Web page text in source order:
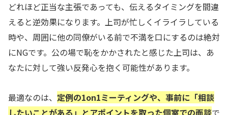
どれほど正当な主張であっても、伝えるタイミングを間違
えると逆効果になります。上司が忙しくイライラしている
時や、周囲に他の同僚がいる前で不満を口にするのは絶対
にNGです。公の場で恥をかかされたと感じた上司は、あ
なたに対して強い反発心を抱く可能性があります。
最適なのは、 定例の1on1ミーティングや、事前に「相談